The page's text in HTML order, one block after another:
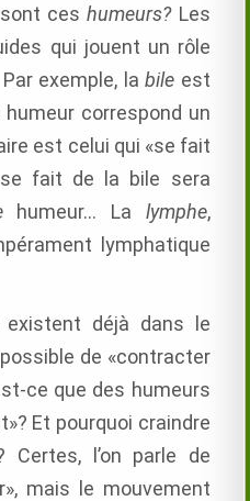
sont ceshumeurs?Les
qui jouent un rôle
exemple, labile est
correspond un
est celui qui «se fait
fait de la bile sera
humeur… La lymphe,
lymphatique
déjà dans le
de «contracter
ce que des humeurs
Et pourquoi craindre
Certes, l’on parle de
mais le mouvement